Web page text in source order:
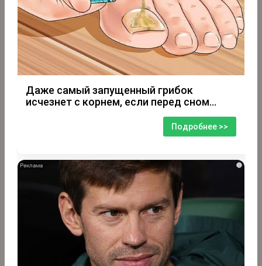
Даже самый запущенный грибок
исчезнет с корнем, если перед сном…
Подробнее >>
i